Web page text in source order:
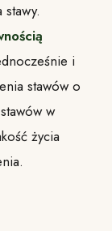
i
stawów o
w
życia